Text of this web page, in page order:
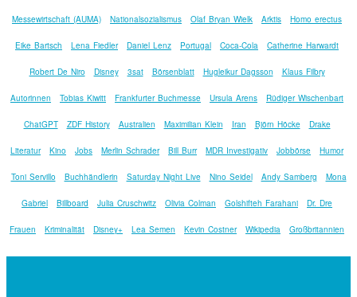
Messewirtschaft (AUMA) Nationalsozialismus Olaf Bryan Wielk Arktis Homo erectus
Eike Bartsch Lena Fiedler Daniel Lenz Portugal Coca-Cola Catherine Harwardt
Robert De Niro Disney 3sat Börsenblatt Hugleikur Dagsson Klaus Filbry
Autorinnen Tobias Kiwitt Frankfurter Buchmesse Ursula Arens Rüdiger Wischenbart
ChatGPT ZDF History Australien Maximilian Klein Iran Björn Höcke Drake
Literatur Kino Jobs Merlin Schrader Bill Burr MDR Investigativ Jobbörse Humor
Toni Servillo Buchhändlerin Saturday Night Live Nino Seidel Andy Samberg Mona
Gabriel Billboard Julia Cruschwitz Olivia Colman Golshifteh Farahani Dr. Dre
Frauen Kriminalität Disney+ Lea Semen Kevin Costner Wikipedia Großbritannien